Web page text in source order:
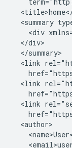
<summary
<div
  </div>
  </summary>
<link
<link
<link
  <author>